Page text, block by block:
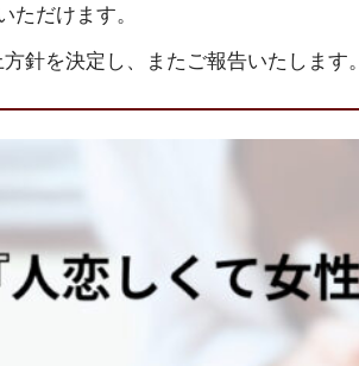
ただけます。
針を決定し、またご報告いたします。